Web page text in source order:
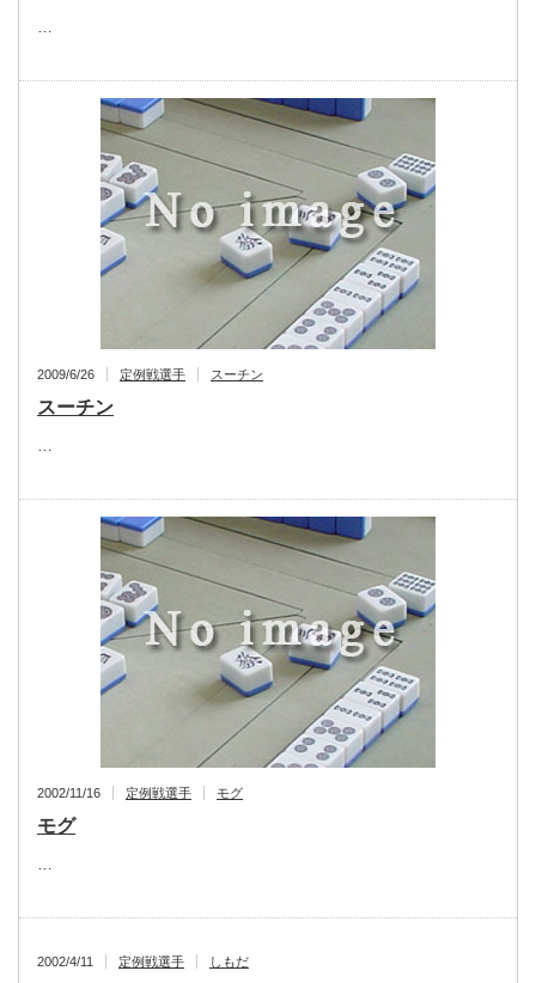
…
2009/6/26 定例戦選手 スーチン
スーチン
…
2002/11/16 定例戦選手 モグ
モグ
…
2002/4/11 定例戦選手 しもだ